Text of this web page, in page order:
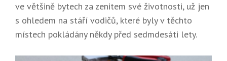
ve většině bytech za zenitem své životnosti, už jen
s ohledem na stáří vodičů, které byly v těchto
místech pokládány někdy před sedmdesáti lety.